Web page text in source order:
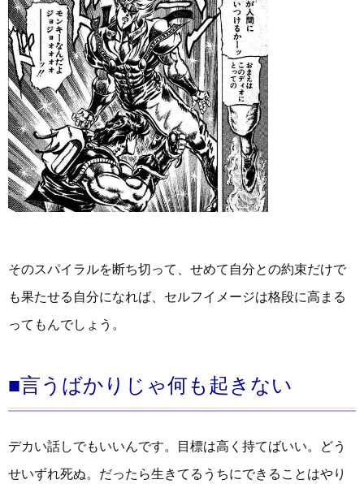
そのスパイラルを断ち切って、せめて自分との約束だけで
も果たせる自分になれば、セルフイメージは格段に高まる
ってもんでしょう。
■言うばかりじゃ何も起きない
デカい話しでもいいんです。目標は高く持てばいい。どう
せいずれ死ぬ。だったら生きてるうちにできることはやり